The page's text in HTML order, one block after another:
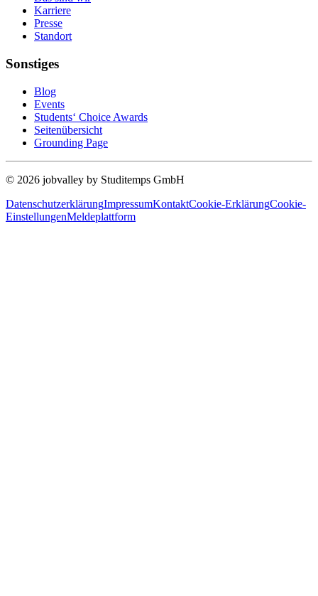
Karriere
Presse
Standort
Sonstiges
Blog
Events
Students‘ Choice Awards
Seitenübersicht
Grounding Page
© 2026 jobvalley by Studitemps GmbH
DatenschutzerklärungImpressumKontaktCookie-ErklärungCookie-
EinstellungenMeldeplattform